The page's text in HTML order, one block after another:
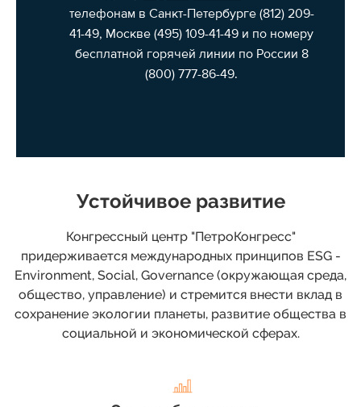
Устойчивое развитие
Конгрессный центр "ПетроКонгресс"
придерживается международных принципов ESG -
Environment, Social, Governance (окружающая среда,
общество, управление) и стремится внести вклад в
сохранение экологии планеты, развитие общества в
социальной и экономической сферах.